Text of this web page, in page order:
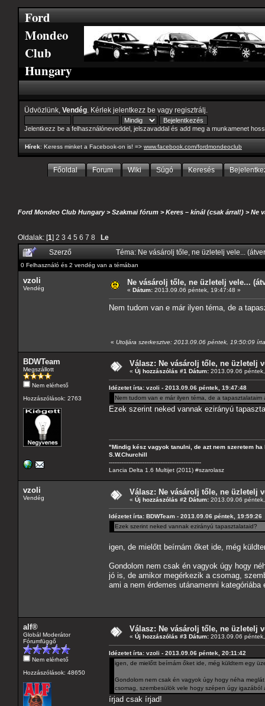
Ford
Mondeo
Club
Hungary
Üdvözlünk, Vendég . Kérlek jelentkezz be vagy regisztrálj
Jelentkezz be a felhasználóneveddel, jelszavaddal és add meg a munkamenet
Hírek: Keress minket a Facebook-on is! => www.facebook.com/fordmondeoclub
Főoldal Forum Wiki Súgó Keresés
Ford Mondeo Club Hungary>Szakmai fórum >Keres – kínál (csak árral!) >Ne
Oldalak: [1] 2 3 4 5 6 7 8
Le
Szerző
Téma: Ne vásárolj tőle, ne üzletelj vele...
0 Felhasználó és 2 vendég van a témában
vzoli
Vendég
Ne vásárolj tőle, ne üzletelj vele...
« Dátum: 2013.09.06 péntek, 19:47:48 »
Nem tudom van e már ilyen téma, de a
« Utoljára szerkesztve: 2013.09.06 péntek, 19:50:09
BDWTeam
Megszállott
Nem elérhető
Hozzászólások: 2763
Válasz: Ne vásárolj tőle, ne üzletelj
« Új hozzászólás #1 Dátum: 2013.09.06
Idézetet írta: vzoli - 2013.09.06 péntek, 19:47:48
Nem tudom van e már ilyen téma, de a
Ezek szerint neked vannak ezirányú
"Mindig kész vagyok tanulni, de azt nem szeretem
S.W.Churchill
----------------------------------------------------
Lancia Delta 1.6 Multijet (2011) #szarolasz
vzoli
Vendég
Válasz: Ne vásárolj tőle, ne üzletelj
« Új hozzászólás #2 Dátum: 2013.09.06
Idézetet írta: BDWTeam - 2013.09.06 péntek, 19:59:26
Ezek szerint neked vannak ezirányú tapasztalataid?
igen, de mielőtt beírnám őket ide, még
Gondolom nem csak én vagyok úgy hogy
jó is, de amikor megérkezik a csomag,
ami a nem érdemes utánamenni kategóriába
alf®
Globál Moderátor
Fórumfüggő
Nem elérhető
Hozzászólások: 48650
Válasz: Ne vásárolj tőle, ne üzletelj
« Új hozzászólás #3 Dátum: 2013.09.06
Idézetet írta: vzoli - 2013.09.06 péntek, 20:11:42
igen, de mielőtt beírnám őket ide, még küldtem egy
Gondolom nem csak én vagyok úgy hogy néha
csomag, szembesülök vele hogy szépen úgy
írjad csak írjad!